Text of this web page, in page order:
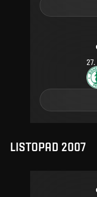
27.
LISTOPAD 2007